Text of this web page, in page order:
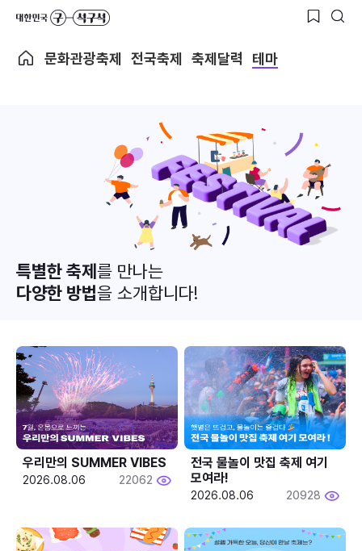
문화관광축제 전국축제 축제달력 테마
특별한 축제를 만나는
다양한 방법을 소개합니다!
우리만의 SUMMER VIBES
2026.08.06 22062
전국 물놀이 맛집 축제 여기
모여라!
2026.08.06 20928